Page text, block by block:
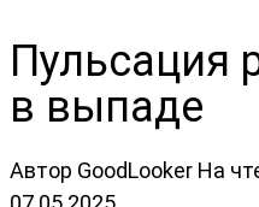
Пульсация
в выпаде
Автор GoodLooker На